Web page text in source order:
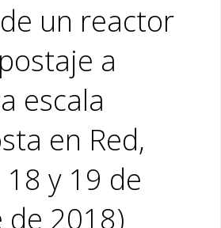
un reactor
a
escala
en Red,
y 19 de
2018)